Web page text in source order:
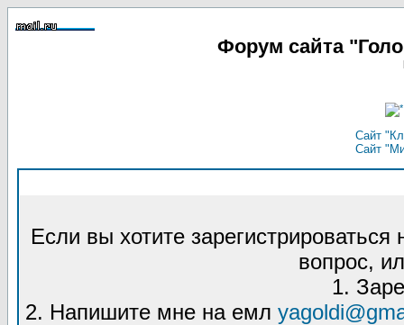
Форум сайта
Сайт
Сайт
Если вы хотите
вопрос,
1.
2. Напишите мне на емл